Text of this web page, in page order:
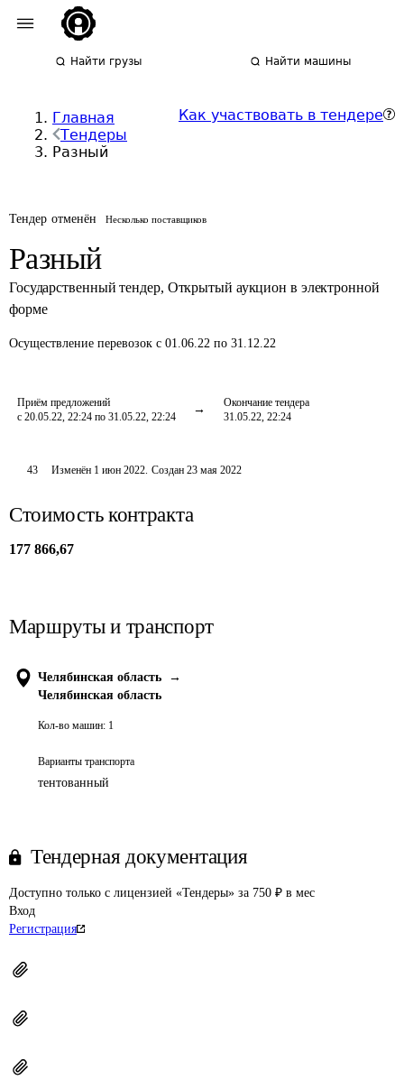
Найти грузы Найти машины
Главная
Тендеры
Разный
Как участвовать в тендере
Тендер отменён Несколько поставщиков
Разный
Государственный тендер, Открытый аукцион в электронной
форме
Осуществление перевозок с 01.06.22 по 31.12.22
Приём предложений
с 20.05.22, 22:24 по 31.05.22, 22:24
Окончание тендера
31.05.22, 22:24
43 Изменён 1 июн 2022. Создан 23 мая 2022
Стоимость контракта
177 866,67
Маршруты и транспорт
Челябинская область
→
Челябинская область
Кол-во машин: 1
Варианты транспорта
тентованный
Тендерная документация
Доступно только с лицензией «Тендеры» за 750 ₽ в мес
Вход
Регистрация